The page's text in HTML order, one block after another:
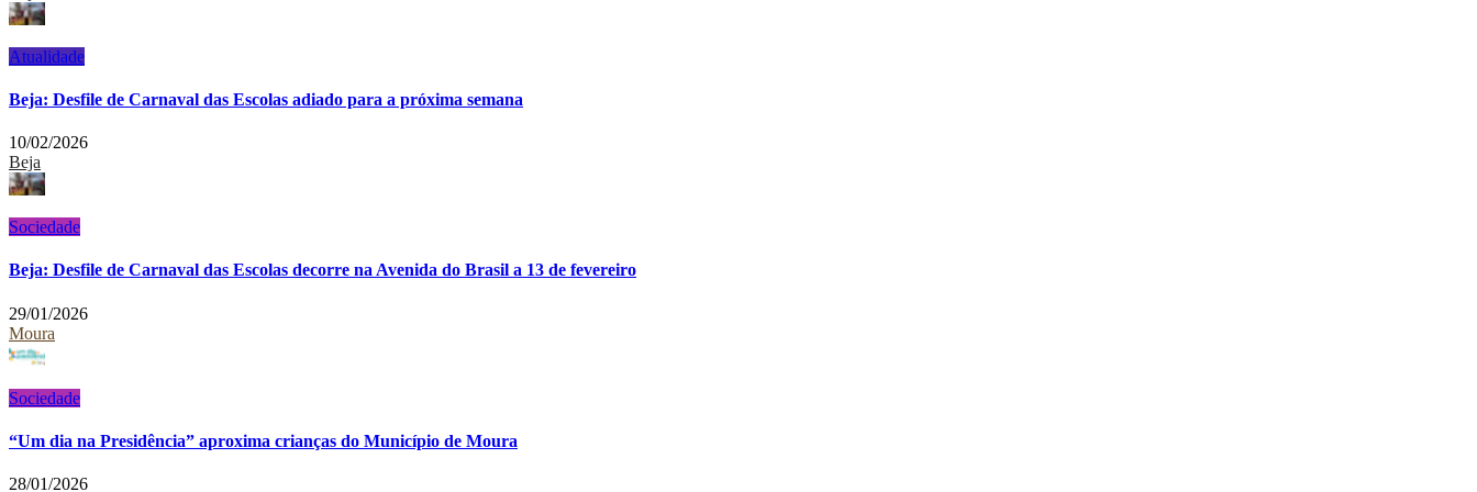
Atualidade
Beja: Desfile de Carnaval das Escolas adiado para a próxima semana
10/02/2026
Beja
Sociedade
Beja: Desfile de Carnaval das Escolas decorre na Avenida do Brasil a 13 de fevereiro
29/01/2026
Moura
Sociedade
“Um dia na Presidência” aproxima crianças do Município de Moura
28/01/2026